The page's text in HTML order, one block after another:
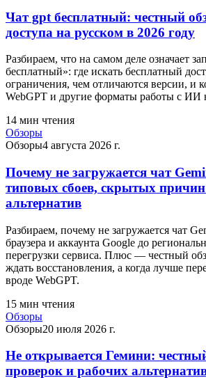
Чат gpt бесплатный: честный
доступа на русском в 2026 году
Разбираем, что на самом деле означает
бесплатный»: где искать бесплатный
ограничения, чем отличаются версии, и
WebGPT и другие форматы работы с ИИ
14 мин чтения
Обзоры
Обзоры4 августа 2026 г.
Почему не загружается чат
типовых сбоев, скрытых
альтернатив
Разбираем, почему не загружается чат
браузера и аккаунта Google до
перегрузки сервиса. Плюс — честный
ждать восстановления, а когда лучше
вроде WebGPT.
15 мин чтения
Обзоры
Обзоры20 июля 2026 г.
Не открывается Гемини:
проверок и рабочих